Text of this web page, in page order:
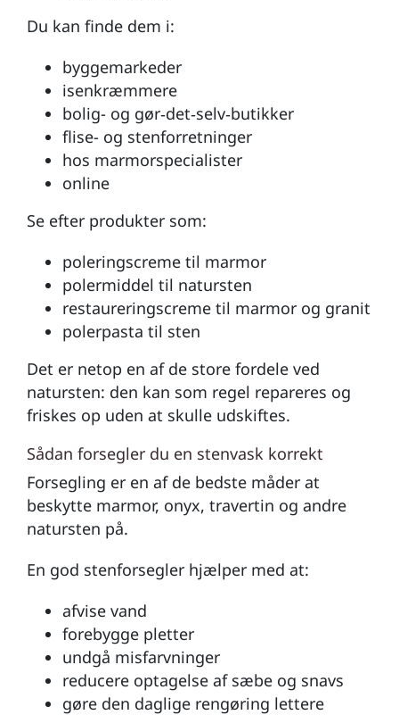
Du kan finde dem i:
byggemarkeder
isenkræmmere
bolig- og gør‑det‑selv‑butikker
flise- og stenforretninger
hos marmorspecialister
online
Se efter produkter som:
poleringscreme til marmor
polermiddel til natursten
restaureringscreme til marmor og granit
polerpasta til sten
Det er netop en af de store fordele ved
natursten: den kan som regel repareres og
friskes op uden at skulle udskiftes.
Sådan forsegler du en stenvask korrekt
Forsegling er en af de bedste måder at
beskytte marmor, onyx, travertin og andre
natursten på.
En god stenforsegler hjælper med at:
afvise vand
forebygge pletter
undgå misfarvninger
reducere optagelse af sæbe og snavs
gøre den daglige rengøring lettere